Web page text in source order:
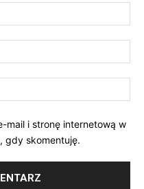
mail i stronę internetową w
gdy skomentuję.